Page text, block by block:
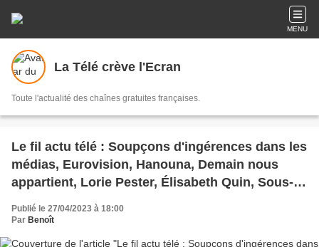
MENU
La Télé crève l'Ecran
Toute l'actualité des chaînes gratuites françaises.
Le fil actu télé : Soupçons d'ingérences dans les
médias, Eurovision, Hanouna, Demain nous
appartient, Lorie Pester, Élisabeth Quin, Sous-
titres, Lol, Jerry Springer est mort, Radios
Publié le 27/04/2023 à 18:00
Par Benoît